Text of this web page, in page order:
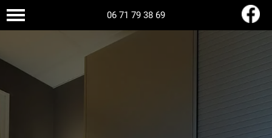
06 71 79 38 69